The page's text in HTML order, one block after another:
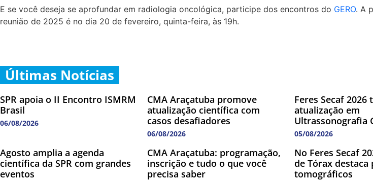
E se você deseja se aprofundar em radiologia oncológica, participe dos encontros do GERO. A
reunião de 2025 é no dia 20 de fevereiro, quinta-feira, às 19h.
Últimas Notícias
SPR apoia o II Encontro ISMRM
Brasil
06/08/2026
CMA Araçatuba promove
atualização científica com
casos desafiadores
06/08/2026
Feres Secaf 2026
atualização em
Ultrassonografia
05/08/2026
Agosto amplia a agenda
científica da SPR com grandes
eventos
CMA Araçatuba: programação,
inscrição e tudo o que você
precisa saber
No Feres Secaf
de Tórax destaca
tomográficos